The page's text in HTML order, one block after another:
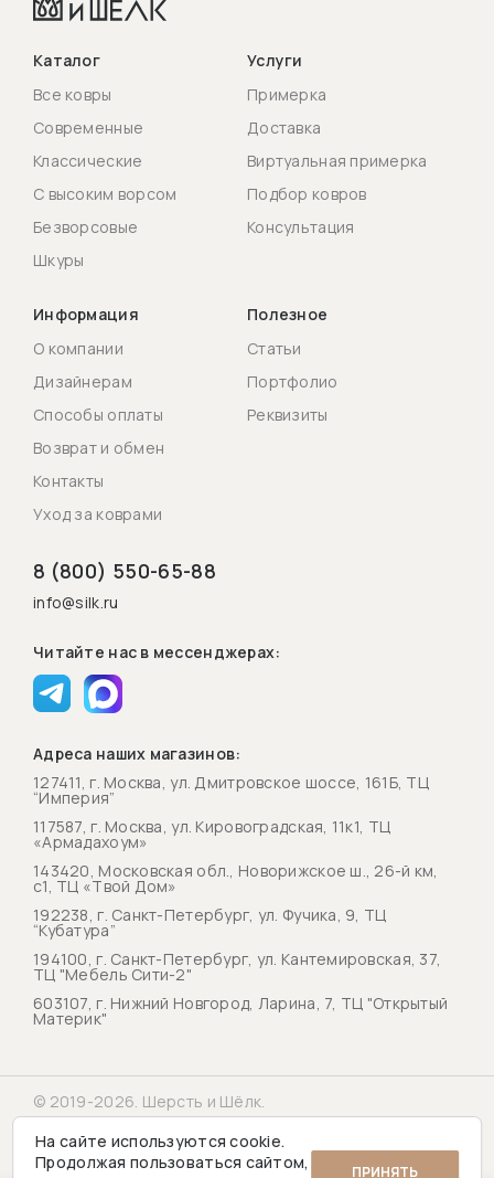
Каталог
Все ковры
Современные
Классические
С высоким ворсом
Безворсовые
Шкуры
Услуги
Примерка
Доставка
Виртуальная примерка
Подбор ковров
Консультация
Информация
О компании
Дизайнерам
Способы оплаты
Возврат и обмен
Контакты
Уход за коврами
Полезное
Статьи
Портфолио
Реквизиты
8 (800) 550-65-88
info@silk.ru
Читайте нас в мессенджерах:
Адреса наших магазинов:
127411, г. Москва, ул. Дмитровское шоссе, 161Б, ТЦ
“Империя”
117587, г. Москва, ул. Кировоградская, 11к1, ТЦ
«Армадахоум»
143420, Московская обл., Новорижское ш., 26-й км,
с1, ТЦ «Твой Дом»
192238, г. Санкт-Петербург, ул. Фучика, 9, ТЦ
“Кубатура”
194100, г. Санкт-Петербург, ул. Кантемировская, 37,
ТЦ "Мебель Сити-2"
603107, г. Нижний Новгород, Ларина, 7, ТЦ "Открытый
Материк"
© 2019-2026. Шерсть и Шёлк.
Политика конфиденциальности
На сайте используются cookie.
Продолжая пользоваться сайтом,
ПРИНЯТЬ